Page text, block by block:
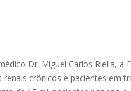
Dr. Miguel Carlos Riella, a
renais crônicos e pacientes em